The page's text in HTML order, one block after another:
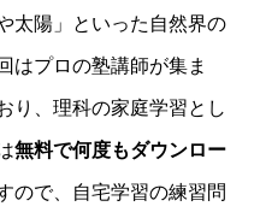
太陽」といった自然界の
はプロの塾講師が集ま
り、理科の家庭学習とし
無料で何度もダウンロー
ので、自宅学習の練習問